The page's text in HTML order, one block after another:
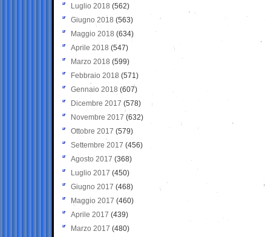
Luglio 2018 (562)
Giugno 2018 (563)
Maggio 2018 (634)
Aprile 2018 (547)
Marzo 2018 (599)
Febbraio 2018 (571)
Gennaio 2018 (607)
Dicembre 2017 (578)
Novembre 2017 (632)
Ottobre 2017 (579)
Settembre 2017 (456)
Agosto 2017 (368)
Luglio 2017 (450)
Giugno 2017 (468)
Maggio 2017 (460)
Aprile 2017 (439)
Marzo 2017 (480)